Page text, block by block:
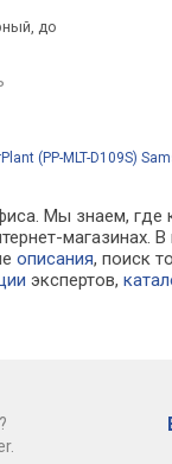
до
(PP-MLT-D109S)
Мы знаем, где
магазинах.
описания, поиск
экспертов,